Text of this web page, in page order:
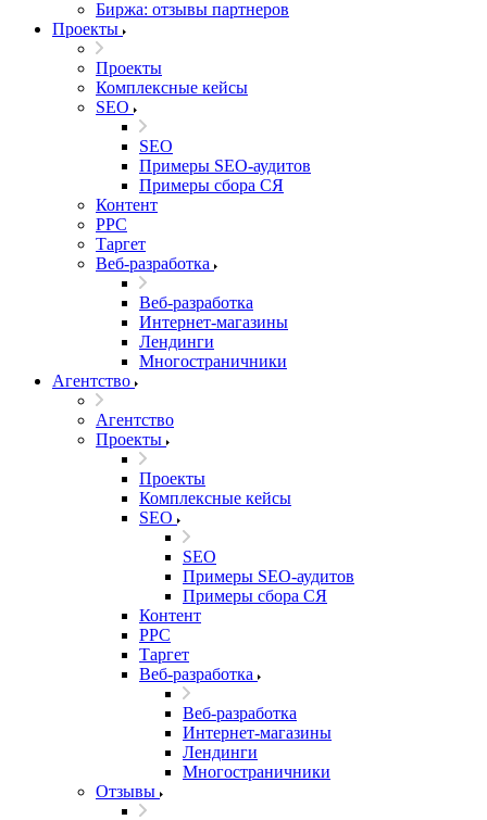
Биржа: отзывы партнеров
Проекты
Проекты
Комплексные кейсы
SEO
SEO
Примеры SEO-аудитов
Примеры сбора СЯ
Контент
PPC
Таргет
Веб-разработка
Веб-разработка
Интернет-магазины
Лендинги
Многостраничники
Агентство
Агентство
Проекты
Проекты
Комплексные кейсы
SEO
SEO
Примеры SEO-аудитов
Примеры сбора СЯ
Контент
PPC
Таргет
Веб-разработка
Веб-разработка
Интернет-магазины
Лендинги
Многостраничники
Отзывы